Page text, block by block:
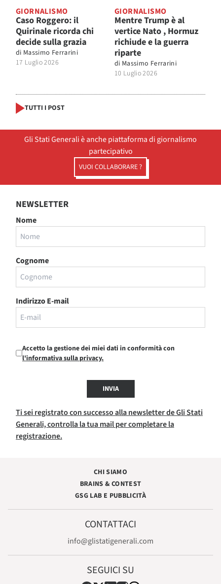
GIORNALISMO
Caso Roggero: il
Quirinale ricorda chi
decide sulla grazia
di Massimo Ferrarini
17 Luglio 2026
GIORNALISMO
Mentre Trump è al
vertice Nato , Hormuz
richiude e la guerra
riparte
di Massimo Ferrarini
10 Luglio 2026
TUTTI I POST
Gli Stati Generali è anche piattaforma di giornalismo
partecipativo
VUOI COLLABORARE ?
NEWSLETTER
Nome
Cognome
Indirizzo E-mail
Accetto la gestione dei miei dati in conformità con
l'informativa sulla privacy.
INVIA
Ti sei registrato con successo alla newsletter de Gli Stati
Generali, controlla la tua mail per completare la
registrazione.
CHI SIAMO
BRAINS & CONTEST
GSG LAB E PUBBLICITÀ
CONTATTACI
info@glistatigenerali.com
SEGUICI SU